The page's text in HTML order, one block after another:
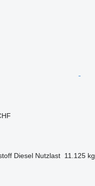
Diesel Nutzlast 11.125 kg